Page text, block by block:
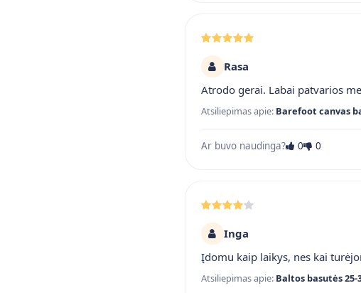
Rasa
Atrodo gerai. Labai patvarios
Atsiliepimas apie: Barefoot canvas
Ar buvo naudinga? 0 0
Inga
Įdomu kaip laikys, nes kai
Atsiliepimas apie: Baltos basutės 25-